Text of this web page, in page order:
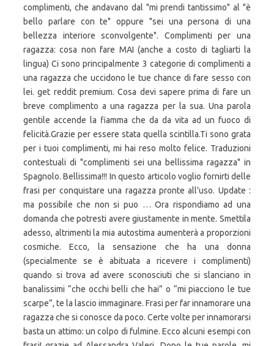
complimenti, che andavano dal "mi prendi tantissimo" al "è
bello parlare con te" oppure "sei una persona di una
bellezza interiore sconvolgente". Complimenti per una
ragazza: cosa non fare MAI (anche a costo di tagliarti la
lingua) Ci sono principalmente 3 categorie di complimenti a
una ragazza che uccidono le tue chance di fare sesso con
lei. get reddit premium. Cosa devi sapere prima di fare un
breve complimento a una ragazza per la sua. Una parola
gentile accende la fiamma che da da vita ad un fuoco di
felicità.Grazie per essere stata quella scintilla.Ti sono grata
per i tuoi complimenti, mi hai reso molto felice. Traduzioni
contestuali di "complimenti sei una bellissima ragazza" in
Spagnolo. Bellissima!!! In questo articolo voglio fornirti delle
frasi per conquistare una ragazza pronte all’uso. Update :
ma possibile che non si puo … Ora rispondiamo ad una
domanda che potresti avere giustamente in mente. Smettila
adesso, altrimenti la mia autostima aumenterà a proporzioni
cosmiche. Ecco, la sensazione che ha una donna
(specialmente se è abituata a ricevere i complimenti)
quando si trova ad avere sconosciuti che si slanciano in
banalissimi “che occhi belli che hai” o “mi piacciono le tue
scarpe”, te la lascio immaginare. Frasi per far innamorare una
ragazza che si conosce da poco. Certe volte per innamorarsi
basta un attimo: un colpo di fulmine. Ecco alcuni esempi con